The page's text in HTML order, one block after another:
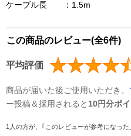
ケーブル長 ：1.5m
この商品のレビュー(全6件)
平均評価
商品が届いた後ご使用いただき、
ー投稿＆採用されると 10円分ポイ
1人の方が、｢このレビューが参考になった